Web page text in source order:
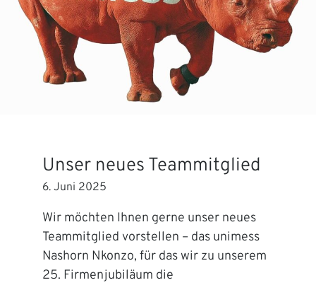
Unser neues Teammitglied
6. Juni 2025
Wir möchten Ihnen gerne unser neues
Teammitglied vorstellen – das unimess
Nashorn Nkonzo, für das wir zu unserem
25. Firmenjubiläum die